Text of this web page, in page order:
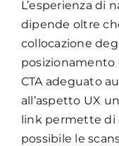
L’esperienza di
dipende oltre
collocazione
posizionamento
CTA adeguato
all’aspetto UX
link permette di
possibile le